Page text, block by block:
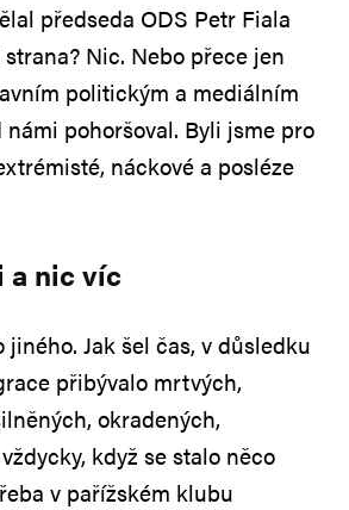
předseda ODS Petr Fiala
Nic. Nebo přece jen
politickým a mediálním
pohoršoval. Byli jsme pro
náckové a posléze
a nic víc
jiného. Jak šel čas, v důsledku
přibývalo mrtvých,
okradených,
když se stalo něco
v pařížském klubu